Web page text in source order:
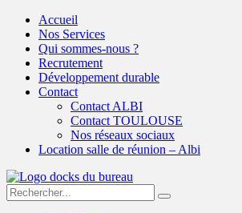
Skip
content
Accueil
Nos Services
Qui sommes-nous ?
Recrutement
Développement durable
Contact
Contact ALBI
Contact TOULOUSE
Nos réseaux sociaux
Location salle de réunion – Albi
Search
for: